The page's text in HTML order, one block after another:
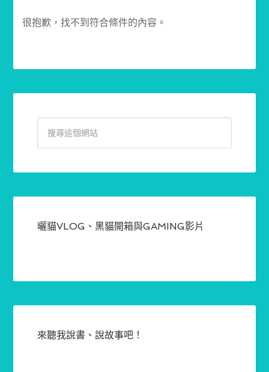
很抱歉，找不到符合條件的內容。
曬貓VLOG、黑貓開箱與GAMING影片
來聽我說書、說故事吧！